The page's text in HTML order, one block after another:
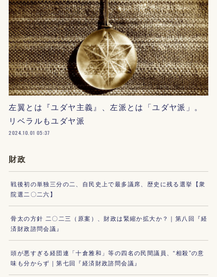
左翼とは『ユダヤ主義』、左派とは「ユダヤ派」。
リベラルもユダヤ派
2024.10.01 05:37
財政
戦後初の単独三分の二、自民史上で最多議席、歴史に残る選挙【衆
院選二〇二六】
骨太の方針 二〇二三（原案）、財政は緊縮か拡大か？｜第八回『経
済財政諮問会議』
頭が悪すぎる経団連「十倉雅和」等の四名の民間議員、“相殺”の意
味も分からず｜第七回『経済財政諮問会議』